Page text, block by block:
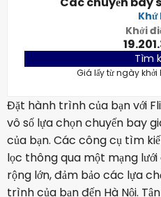
Khứ
Khởi
Tìm
Giá lấy từ ngày
Đặt hành trình của bạn với
vô số lựa chọn chuyến bay
của bạn. Các công cụ tìm
lọc thông qua một mạng
rộng lớn, đảm bảo các lựa
trình của bạn đến Hà Nội.